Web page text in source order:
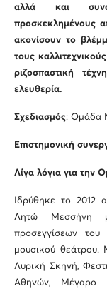
αλλά και
προσκεκλημένους
ακονίσουν το
τους
ριζοσπαστική
ελευθερία.
Σχεδιασμός: Ομάδα
Επιστημονική
Λίγα λόγια για την
Ιδρύθηκε το 2012
Λητώ Μεσσήνη
προσεγγίσεων
μουσικού θεάτρου.
Λυρική Σκηνή,
Αθηνών, Μέγαρο